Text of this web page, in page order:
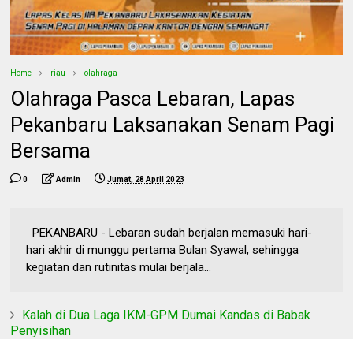
Home riau olahraga
Olahraga Pasca Lebaran, Lapas
Pekanbaru Laksanakan Senam Pagi
Bersama
0 Admin Jumat, 28 April 2023
PEKANBARU - Lebaran sudah berjalan memasuki hari-
hari akhir di munggu pertama Bulan Syawal, sehingga
kegiatan dan rutinitas mulai berjala...
Kalah di Dua Laga IKM-GPM Dumai Kandas di Babak
Penyisihan